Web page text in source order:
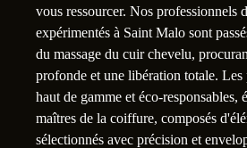
vous ressourcer. Nos professionnels
expérimentés à Saint Malo sont
du massage du cuir chevelu,
profonde et une libération totale.
haut de gamme et éco-responsables,
maîtres de la coiffure, composés
sélectionnés avec précision et